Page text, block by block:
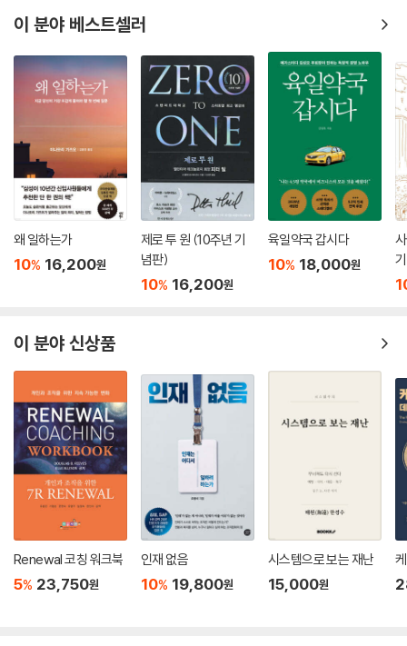
이렇게 많은 사람들이 뜯어내고 조각조각 분해할 목적으로 새 휴대폰을 산
운드리 업체인 SMIC를 통해 5G 프로세서를 어쨌든 생산해 냈다. 두 회사
모두 그런 첨단 칩 제조를 막으려는 미국의 제재를 받는 상황에서 전개된
일이었다. 어떻게 이런 일이 가능한지 확실하게 설명할 수 있는 사람은 아
무도 없었다.
---「28장 블랙 스완」중에서
에 초빙한다. 화웨이의 인재와 연구개발에 대한 성의를 잘 보여주는 대목
이다.
이 분야 베스트셀러
왜 일하는가
10% 16,200원
제로 투 원 (10주년 기
념판)
10% 16,200원
육일약국 갑시다
10% 18,000원
이 분야 신상품
Renewal 코칭 워크북
5% 23,750원
인재 없음
10% 19,800원
시스템으로 보는 재난
15,000원